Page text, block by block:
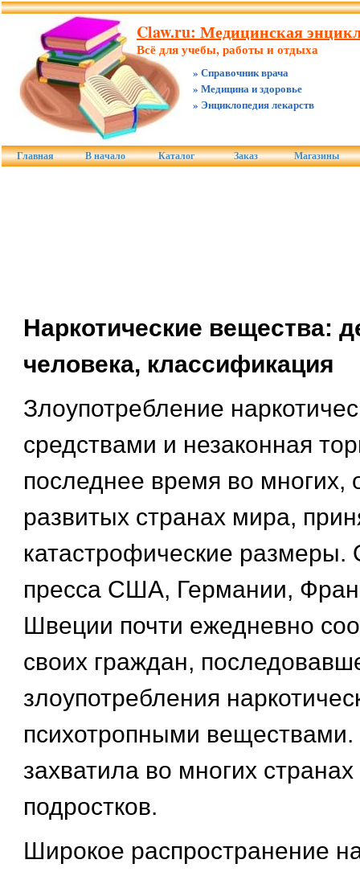
Claw.ru: Медицинская
Всё для учебы, работы и отдыха
» Справочник врача
» Медицина и здоровье
» Энциклопедия лекарств
Главная В начало Каталог Заказ Магазины
Наркотические вещества:
человека, классификация
Злоупотребление
средствами и незаконная
последнее время во многих,
развитых странах мира,
катастрофические
пресса США, Германии,
Швеции почти ежедневно
своих граждан,
злоупотребления
психотропными
захватила во многих
подростков.
Широкое распространение